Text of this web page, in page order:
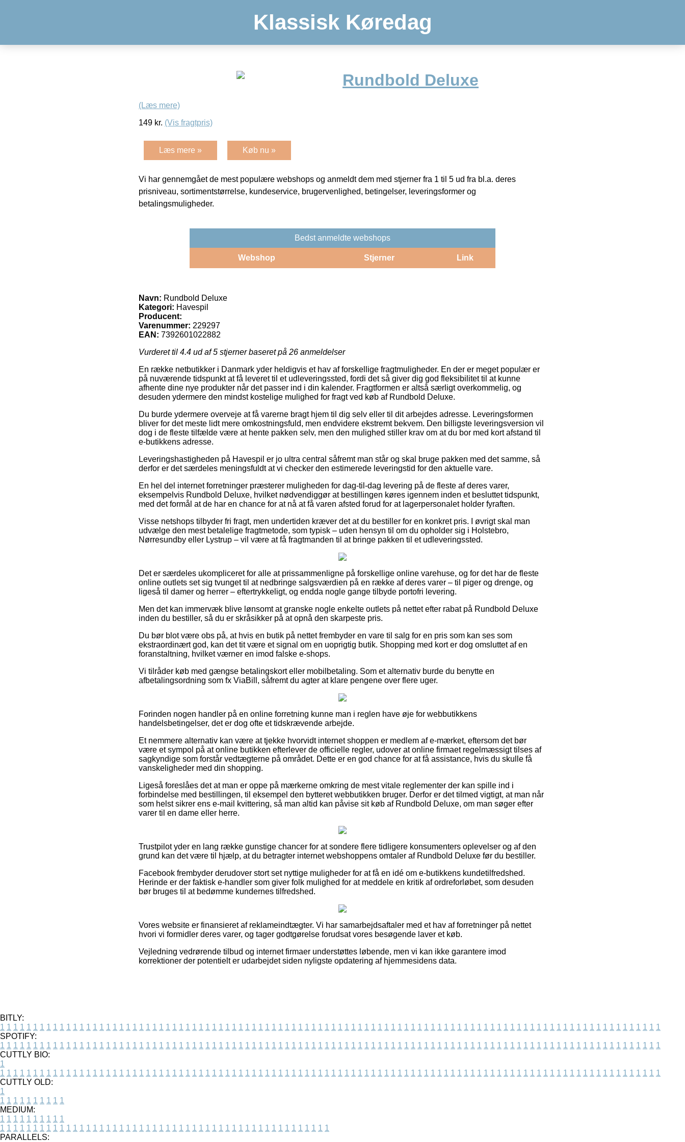
Klassisk Køredag
Rundbold Deluxe
(Læs mere)
149 kr. (Vis fragtpris)
Læs mere » Køb nu »
Vi har gennemgået de mest populære webshops og anmeldt dem med stjerner fra 1 til 5 ud fra bl.a. deres
prisniveau, sortimentstørrelse, kundeservice, brugervenlighed, betingelser, leveringsformer og
betalingsmuligheder.
Bedst anmeldte webshops
Webshop Stjerner Link
Navn: Rundbold Deluxe
Kategori: Havespil
Producent:
Varenummer: 229297
EAN: 7392601022882
Vurderet til 4.4 ud af 5 stjerner baseret på 26 anmeldelser
En række netbutikker i Danmark yder heldigvis et hav af forskellige fragtmuligheder. En der er meget populær er
på nuværende tidspunkt at få leveret til et udleveringssted, fordi det så giver dig god fleksibilitet til at kunne
afhente dine nye produkter når det passer ind i din kalender. Fragtformen er altså særligt overkommelig, og
desuden ydermere den mindst kostelige mulighed for fragt ved køb af Rundbold Deluxe.
Du burde ydermere overveje at få varerne bragt hjem til dig selv eller til dit arbejdes adresse. Leveringsformen
bliver for det meste lidt mere omkostningsfuld, men endvidere ekstremt bekvem. Den billigste leveringsversion vil
dog i de fleste tilfælde være at hente pakken selv, men den mulighed stiller krav om at du bor med kort afstand til
e-butikkens adresse.
Leveringshastigheden på Havespil er jo ultra central såfremt man står og skal bruge pakken med det samme, så
derfor er det særdeles meningsfuldt at vi checker den estimerede leveringstid for den aktuelle vare.
En hel del internet forretninger præsterer muligheden for dag-til-dag levering på de fleste af deres varer,
eksempelvis Rundbold Deluxe, hvilket nødvendiggør at bestillingen køres igennem inden et besluttet tidspunkt,
med det formål at de har en chance for at nå at få varen afsted forud for at lagerpersonalet holder fyraften.
Visse netshops tilbyder fri fragt, men undertiden kræver det at du bestiller for en konkret pris. I øvrigt skal man
udvælge den mest betalelige fragtmetode, som typisk – uden hensyn til om du opholder sig i Holstebro,
Nørresundby eller Lystrup – vil være at få fragtmanden til at bringe pakken til et udleveringssted.
Det er særdeles ukompliceret for alle at prissammenligne på forskellige online varehuse, og for det har de fleste
online outlets set sig tvunget til at nedbringe salgsværdien på en række af deres varer – til piger og drenge, og
ligeså til damer og herrer – eftertrykkeligt, og endda nogle gange tilbyde portofri levering.
Men det kan immervæk blive lønsomt at granske nogle enkelte outlets på nettet efter rabat på Rundbold Deluxe
inden du bestiller, så du er skråsikker på at opnå den skarpeste pris.
Du bør blot være obs på, at hvis en butik på nettet frembyder en vare til salg for en pris som kan ses som
ekstraordinært god, kan det tit være et signal om en uoprigtig butik. Shopping med kort er dog omsluttet af en
foranstaltning, hvilket værner en imod falske e-shops.
Vi tilråder køb med gængse betalingskort eller mobilbetaling. Som et alternativ burde du benytte en
afbetalingsordning som fx ViaBill, såfremt du agter at klare pengene over flere uger.
Forinden nogen handler på en online forretning kunne man i reglen have øje for webbutikkens
handelsbetingelser, det er dog ofte et tidskrævende arbejde.
Et nemmere alternativ kan være at tjekke hvorvidt internet shoppen er medlem af e-mærket, eftersom det bør
være et sympol på at online butikken efterlever de officielle regler, udover at online firmaet regelmæssigt tilses af
sagkyndige som forstår vedtægterne på området. Dette er en god chance for at få assistance, hvis du skulle få
vanskeligheder med din shopping.
Ligeså foreslåes det at man er oppe på mærkerne omkring de mest vitale reglementer der kan spille ind i
forbindelse med bestillingen, til eksempel den bytteret webbutikken bruger. Derfor er det tilmed vigtigt, at man når
som helst sikrer ens e-mail kvittering, så man altid kan påvise sit køb af Rundbold Deluxe, om man søger efter
varer til en dame eller herre.
Trustpilot yder en lang række gunstige chancer for at sondere flere tidligere konsumenters oplevelser og af den
grund kan det være til hjælp, at du betragter internet webshoppens omtaler af Rundbold Deluxe før du bestiller.
Facebook frembyder derudover stort set nyttige muligheder for at få en idé om e-butikkens kundetilfredshed.
Herinde er der faktisk e-handler som giver folk mulighed for at meddele en kritik af ordreforløbet, som desuden
bør bruges til at bedømme kundernes tilfredshed.
Vores website er finansieret af reklameindtægter. Vi har samarbejdsaftaler med et hav af forretninger på nettet
hvori vi formidler deres varer, og tager godtgørelse forudsat vores besøgende laver et køb.
Vejledning vedrørende tilbud og internet firmaer understøttes løbende, men vi kan ikke garantere imod
korrektioner der potentielt er udarbejdet siden nyligste opdatering af hjemmesidens data.
BITLY:
1 1 1 1 1 1 1 1 1 1 1 1 1 1 1 1 1 1 1 1 1 1 1 1 1 1 1 1 1 1 1 1 1 1 1 1 1 1 1 1 1 1 1 1 1 1 1 1 1 1 1 1 1 1 1 1 1 1 1 1 1 1 1 1 1 1 1 1 1 1 1 1 1 1 1 1 1 1 1 1 1 1 1 1 1 1 1 1 1 1 1 1 1 1 1 1 1 1 1 1
SPOTIFY:
1 1 1 1 1 1 1 1 1 1 1 1 1 1 1 1 1 1 1 1 1 1 1 1 1 1 1 1 1 1 1 1 1 1 1 1 1 1 1 1 1 1 1 1 1 1 1 1 1 1 1 1 1 1 1 1 1 1 1 1 1 1 1 1 1 1 1 1 1 1 1 1 1 1 1 1 1 1 1 1 1 1 1 1 1 1 1 1 1 1 1 1 1 1 1 1 1 1 1 1
CUTTLY BIO:
1
1 1 1 1 1 1 1 1 1 1 1 1 1 1 1 1 1 1 1 1 1 1 1 1 1 1 1 1 1 1 1 1 1 1 1 1 1 1 1 1 1 1 1 1 1 1 1 1 1 1 1 1 1 1 1 1 1 1 1 1 1 1 1 1 1 1 1 1 1 1 1 1 1 1 1 1 1 1 1 1 1 1 1 1 1 1 1 1 1 1 1 1 1 1 1 1 1 1 1 1
CUTTLY OLD:
1
1 1 1 1 1 1 1 1 1 1
MEDIUM:
1 1 1 1 1 1 1 1 1 1
1 1 1 1 1 1 1 1 1 1 1 1 1 1 1 1 1 1 1 1 1 1 1 1 1 1 1 1 1 1 1 1 1 1 1 1 1 1 1 1 1 1 1 1 1 1 1 1 1 1
PARALLELS: